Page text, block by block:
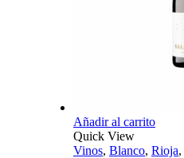
Añadir al carrito
Quick View
Vinos, Blanco, Rioja,